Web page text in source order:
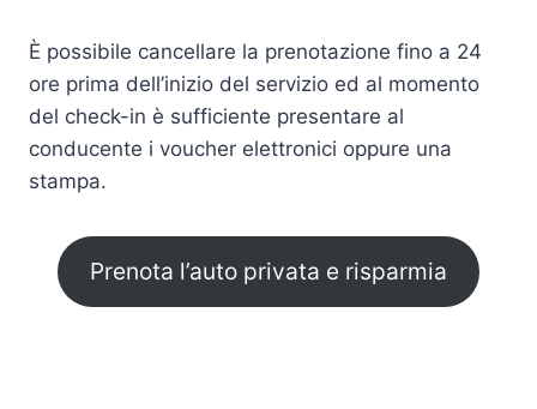
È possibile cancellare la prenotazione fino a 24
ore prima dell’inizio del servizio ed al momento
del check-in è sufficiente presentare al
conducente i voucher elettronici oppure una
stampa.
Prenota l’auto privata e risparmia